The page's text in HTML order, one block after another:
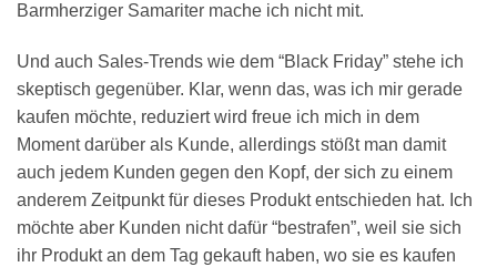
Barmherziger Samariter mache ich nicht mit.
Und auch Sales-Trends wie dem “Black Friday” stehe ich
skeptisch gegenüber. Klar, wenn das, was ich mir gerade
kaufen möchte, reduziert wird freue ich mich in dem
Moment darüber als Kunde, allerdings stößt man damit
auch jedem Kunden gegen den Kopf, der sich zu einem
anderem Zeitpunkt für dieses Produkt entschieden hat. Ich
möchte aber Kunden nicht dafür “bestrafen”, weil sie sich
ihr Produkt an dem Tag gekauft haben, wo sie es kaufen